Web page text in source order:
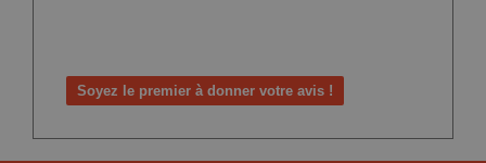
Soyez le premier à donner votre avis !